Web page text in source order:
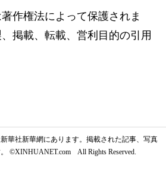
作権法によって保護されま
掲載、転載、営利目的の引用
華社新華網にあります。掲載された記事、写真
©XINHUANET.com All Rights Reserved.